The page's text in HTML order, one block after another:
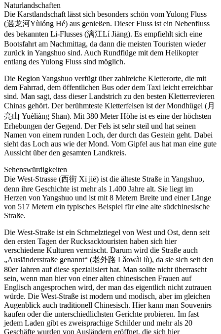
Naturlandschaften
Die Karstlandschaft lässt sich besonders schön vom Yulong Fluss
(遇龙河Yùlóng Hé) aus genießen. Dieser Fluss ist ein Nebenfluss
des bekannten Li-Flusses (漓江Lí Jiāng). Es empfiehlt sich eine
Bootsfahrt am Nachmittag, da dann die meisten Touristen wieder
zurück in Yangshuo sind. Auch Rundflüge mit dem Helikopter
entlang des Yulong Fluss sind möglich.
Die Region Yangshuo verfügt über zahlreiche Kletterorte, die mit
dem Fahrrad, dem öffentlichen Bus oder dem Taxi leicht erreichbar
sind. Man sagt, dass dieser Landstrich zu den besten Kletterrevieren
Chinas gehört. Der berühmteste Kletterfelsen ist der Mondhügel (月
亮山 Yuèliàng Shān). Mit 380 Meter Höhe ist es eine der höchsten
Erhebungen der Gegend. Der Fels ist sehr steil und hat seinen
Namen von einem runden Loch, der durch das Gestein geht. Dabei
sieht das Loch aus wie der Mond. Vom Gipfel aus hat man eine gute
Aussicht über den gesamten Landkreis.
Sehenswürdigkeiten
Die West-Strasse (西街 Xī jiē) ist die älteste Straße in Yangshuo,
denn ihre Geschichte ist mehr als 1.400 Jahre alt. Sie liegt im
Herzen von Yangshuo und ist mit 8 Metern Breite und einer Länge
von 517 Metern ein typisches Beispiel für eine alte südchinesische
Straße.
Die West-Straße ist ein Schmelztiegel von West und Ost, denn seit
den ersten Tagen der Rucksacktouristen haben sich hier
verschiedene Kulturen vermischt. Darum wird die Straße auch
„Ausländerstraße genannt“ (老外路 Lǎowài lù), da sie sich seit den
80er Jahren auf diese spezialisiert hat. Man sollte nicht überrascht
sein, wenn man hier von einer alten chinesischen Frauen auf
Englisch angesprochen wird, der man das eigentlich nicht zutrauen
würde. Die West-Straße ist modern und modisch, aber im gleichen
Augenblick auch traditionell Chinesisch. Hier kann man Souvenirs
kaufen oder die unterschiedlichsten Gerichte probieren. Im fast
jedem Laden gibt es zweisprachige Schilder und mehr als 20
Geschäfte wurden von Ausländern eröffnet, die sich hier